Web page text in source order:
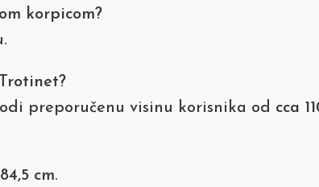
korpicom?
preporučenu visinu korisnika od cca
cm.